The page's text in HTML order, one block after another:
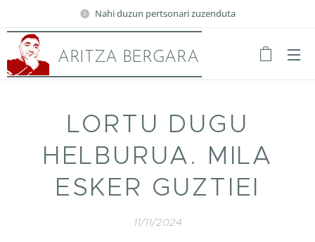
Nahi duzun pertsonari zuzenduta
ARITZA BERGARA
LORTU DUGU
HELBURUA. MILA
ESKER GUZTIEI
11/11/2024